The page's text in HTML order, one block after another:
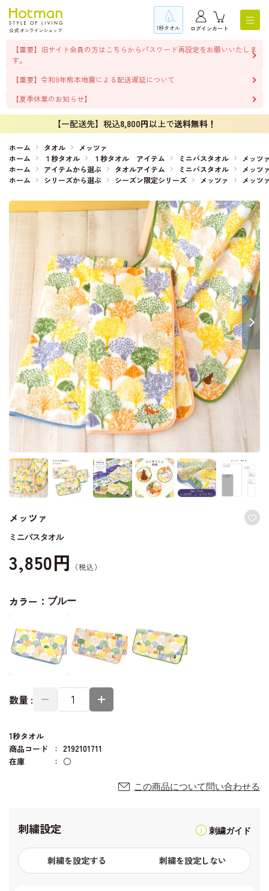
1秒タオル ログインカート
【重要】旧サイト会員の方はこちらからパスワード再設定をお願いいたしま
す。
【重要】令和8年熊本地震による配送遅延について
【夏季休業のお知らせ】
【一配送先】税込8,800円以上で送料無料！
ホーム タオル
メッツァ
ホーム
１秒タオル １秒タオル アイテム ミニバスタオル
メッツ
ホーム
アイテムから選ぶ タオルアイテム ミニバスタオル
メッツ
ホーム
シリーズから選ぶ シーズン限定シリーズ メッツァ メッツ
メッツァ
ミニバスタオル
3,850円
カラー： ブルー
数量 :
1秒タオル
商品コード
2192101711
在庫
○
この商品について問い合わせる
刺繍設定 刺繍ガイド
刺繍を設定する 刺繍を設定しない